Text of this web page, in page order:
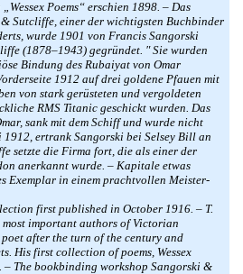
Poems“ erschien 1898. – Das
Sutcliffe, einer der wichtigsten Buchbinder
wurde 1901 von Francis Sangorski
(1878–1943) gegründet. ″ Sie wurden
Bindung des Rubaiyat von Omar
1912 auf drei goldene Pfauen mit
von stark gerüsteten und vergoldeten
RMS Titanic geschickt wurden. Das
sank mit dem Schiff und wurde nicht
ertrank Sangorski bei Selsey Bill an
setzte die Firma fort, die als einer der
anerkannt wurde. – Kapitale etwas
Exemplar in einem prachtvollen Meister-
first published in October 1916. – T.
important authors of Victorian
after the turn of the century and
His first collection of poems, Wessex
– The bookbinding workshop Sangorski &